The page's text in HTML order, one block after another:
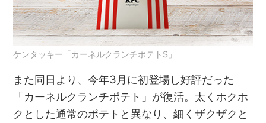
ケンタッキー「カーネルクランチポテトS」
また同日より、今年3月に初登場し好評だった
「カーネルクランチポテト」が復活。太くホクホ
クとした通常のポテトと異なり、細くザクザクと